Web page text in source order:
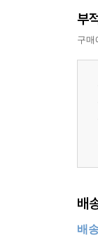
01.
02.
01.
5.
02.
04.
부
구매
배
배